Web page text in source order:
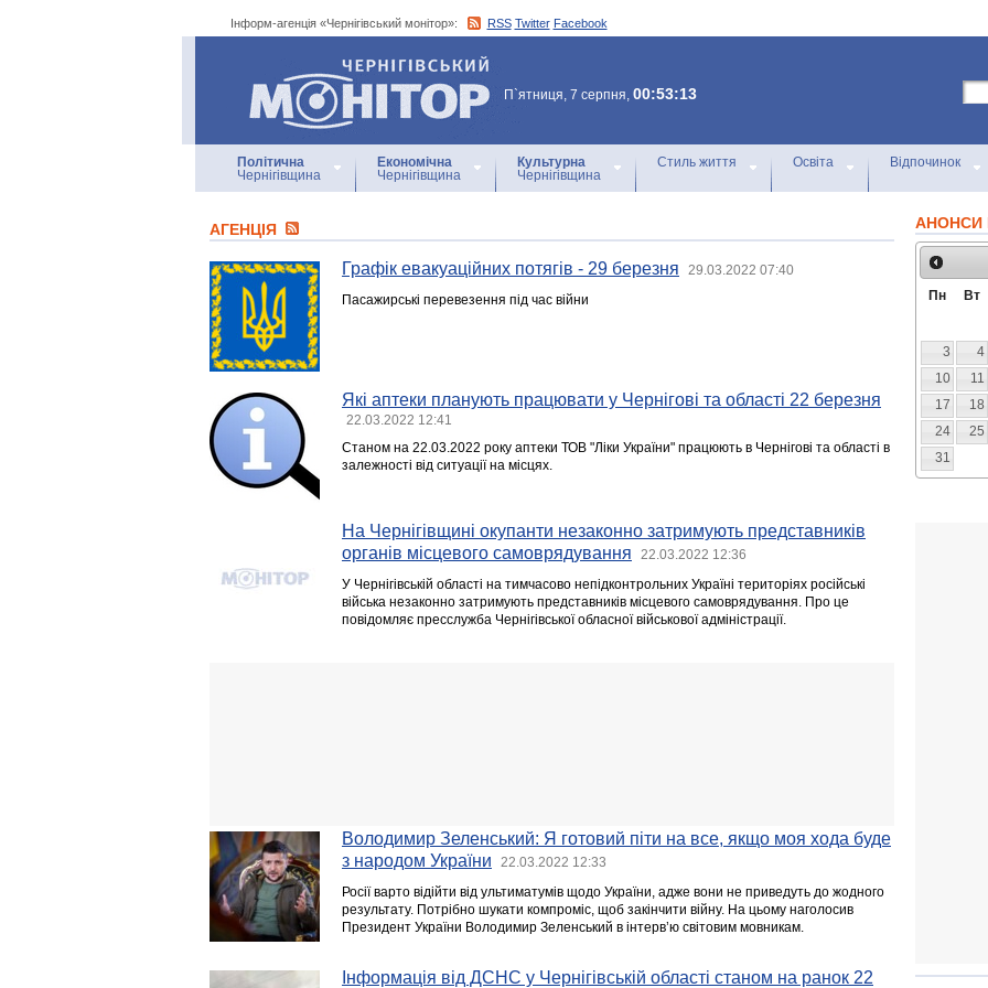
Інформ-агенція «Чернігівський монітор»: RSS Twitter Facebook
Інформ-агенція
«Чернігівський монітор»
П`ятниця, 7 серпня, 00:53:13
Політична
Чернігівщина
Економічна
Чернігівщина
Культурна
Чернігівщина
Стиль життя Освіта Відпочинок
АГЕНЦIЯ
Графік евакуаційних потягів - 29 березня 29.03.2022 07:40
Пасажирські перевезення під час війни
Які аптеки планують працювати у Чернігові та області 22 березня
22.03.2022 12:41
Станом на 22.03.2022 року аптеки ТОВ "Ліки України" працюють в Чернігові та області в
залежності від ситуації на місцях.
На Чернігівщині окупанти незаконно затримують представників
органів місцевого самоврядування
22.03.2022 12:36
У Чернігівській області на тимчасово непідконтрольних Україні територіях російські
війська незаконно затримують представників місцевого самоврядування. Про це
повідомляє пресслужба Чернігівської обласної військової адміністрації.
Володимир Зеленський: Я готовий піти на все, якщо моя хода буде
з народом України
22.03.2022 12:33
Росії варто відійти від ультиматумів щодо України, адже вони не приведуть до жодного
результату. Потрібно шукати компроміс, щоб закінчити війну. На цьому наголосив
Президент України Володимир Зеленський в інтерв’ю світовим мовникам.
Інформація від ДСНС у Чернігівській області станом на ранок 22
АНОНСИ
Пн Вт
3
4
10
11
17
18
24
25
31